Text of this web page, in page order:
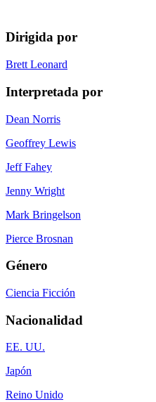
Dirigida por
Brett Leonard
Interpretada por
Dean Norris
Geoffrey Lewis
Jeff Fahey
Jenny Wright
Mark Bringelson
Pierce Brosnan
Género
Ciencia Ficción
Nacionalidad
EE. UU.
Japón
Reino Unido